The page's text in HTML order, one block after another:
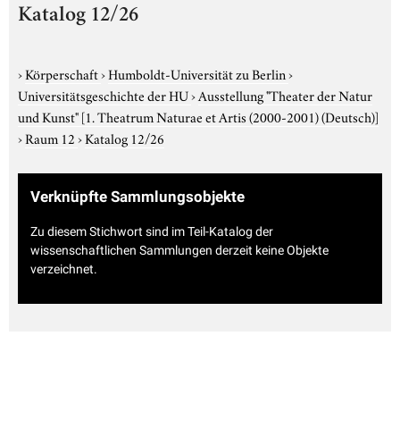
Katalog 12/26
›Körperschaft›Humboldt-Universität zu Berlin›
Universitätsgeschichte der HU›Ausstellung "Theater der Natur
und Kunst"[1. Theatrum Naturae et Artis (2000-2001) (Deutsch)]
›Raum 12›Katalog 12/26
Verknüpfte Sammlungsobjekte
Zu diesem Stichwort sind im Teil-Katalog der
wissenschaftlichen Sammlungen derzeit keine Objekte
verzeichnet.